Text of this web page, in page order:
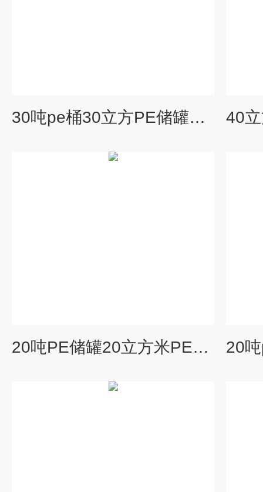
30吨pe桶30立方PE储罐滚塑聚乙烯防腐化工桶塑料水箱
20吨PE储罐20立方米PE塑料大桶盐酸储罐一体成型加厚桶